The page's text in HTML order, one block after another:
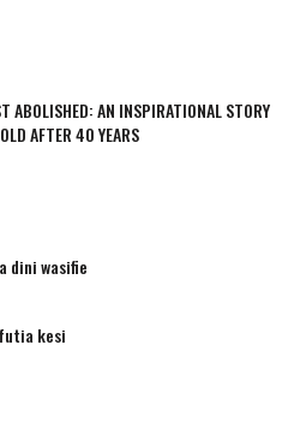
ABOLISHED: AN INSPIRATIONAL STORY
AFTER 40 YEARS
dini wasifie
kesi